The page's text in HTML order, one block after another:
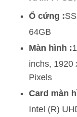
Ổ cứng :
64GB
Màn hình :
inchs, 1920
Pixels
Card màn
Intel (R)